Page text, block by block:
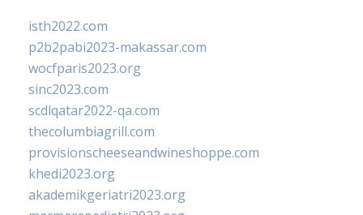
isth2022.com
p2b2pabi2023-makassar.com
wocfparis2023.org
sinc2023.com
scdlqatar2022-qa.com
thecolumbiagrill.com
provisionscheeseandwineshoppe.com
khedi2023.org
akademikgeriatri2023.org